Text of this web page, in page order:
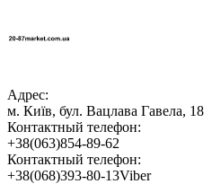
Адрес:
м. Київ, бул. Вацлава Гавела, 18
Контактный телефон:
+38(063)854-89-62
Контактный телефон:
+38(068)393-80-13Viber